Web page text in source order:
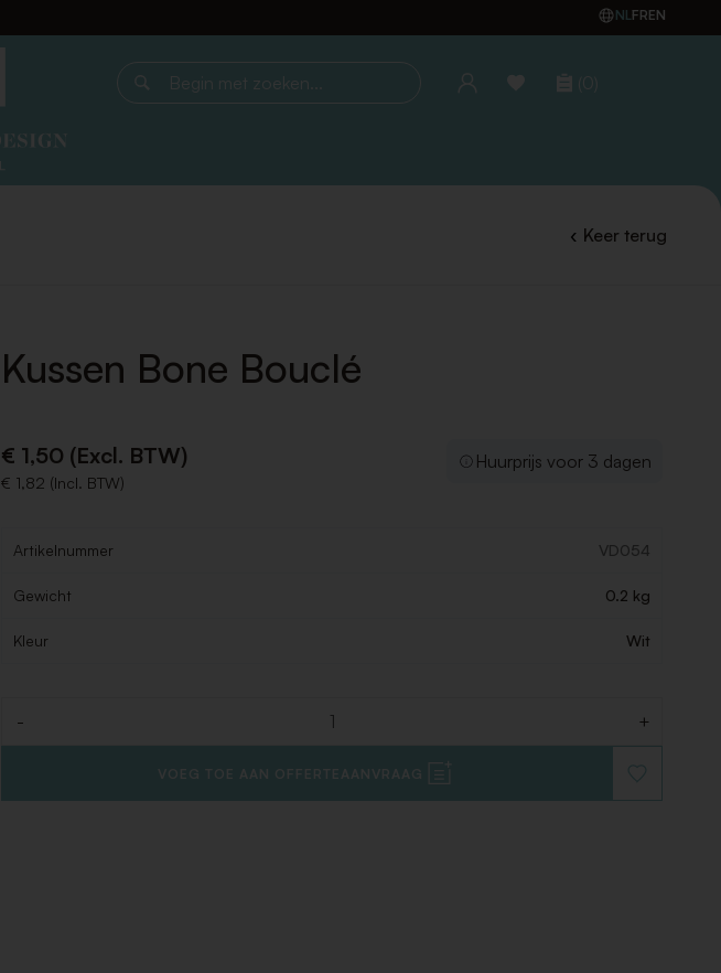
NLFREN
Begin met zoeken... (0)
Keer terug
Kussen Bone Bouclé
€ 1,50 (Excl. BTW)
€ 1,82 (Incl. BTW)
Huurprijs voor 3 dagen
Artikelnummer VD054
Gewicht 0.2 kg
Kleur Wit
- +
VOEG TOE AAN OFFERTEAANVRAAG
TOE